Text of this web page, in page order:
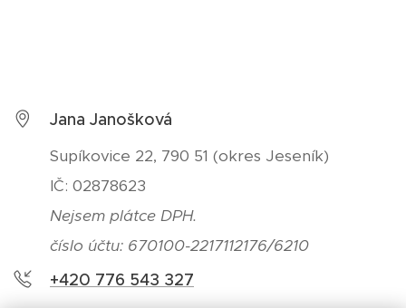
Jana Janošková
Supíkovice 22, 790 51 (okres Jeseník)
IČ: 02878623
Nejsem plátce DPH.
číslo účtu: 670100-2217112176/6210
+420 776 543 327